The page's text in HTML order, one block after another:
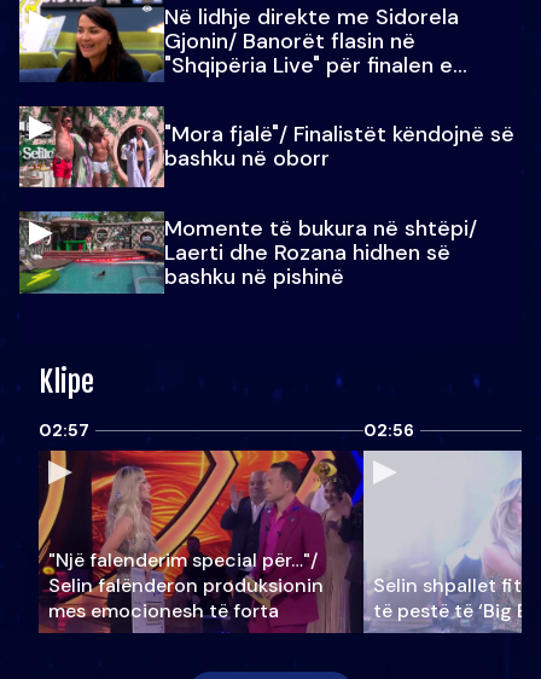
Në lidhje direkte me Sidorela
Gjonin/ Banorët flasin në
"Shqipëria Live" për finalen e
"Mora fjalë"/ Finalistët këndojnë së
bashku në oborr
Momente të bukura në shtëpi/
Laerti dhe Rozana hidhen së
bashku në pishinë
Klipe
02:57
"Një falenderim special për…"/
Selin falënderon produksionin
mes emocionesh të forta
02:56
Selin shpallet
të pestë të ‘Big